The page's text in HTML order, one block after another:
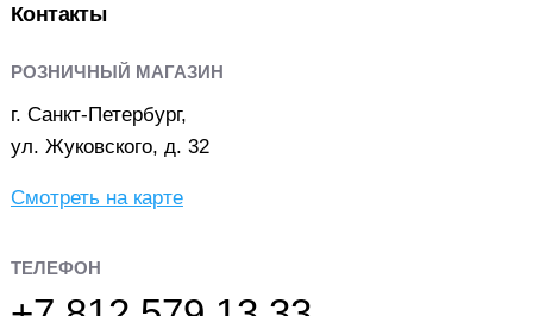
Контакты
РОЗНИЧНЫЙ МАГАЗИН
г. Санкт-Петербург,
ул. Жуковского, д. 32
Смотреть на карте
ТЕЛЕФОН